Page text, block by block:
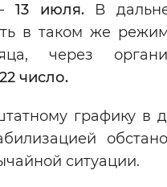
Выключены
ассистент
настройки
13 июля.В
в таком же
через
число.
графику в
ситуации.